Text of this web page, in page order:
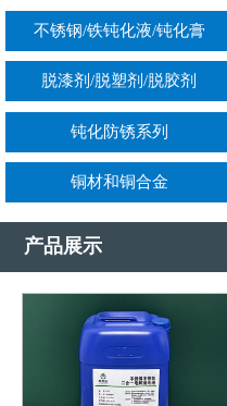
不锈钢/铁钝化液/钝化膏
脱漆剂/脱塑剂/脱胶剂
钝化防锈系列
铜材和铜合金
产品展示